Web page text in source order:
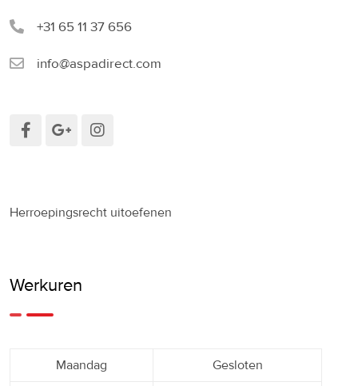
+31 65 11 37 656
info@aspadirect.com
Herroepingsrecht uitoefenen
Werkuren
Maandag Gesloten